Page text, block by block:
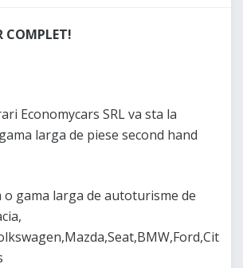
COMPLET!
Economycars SRL va sta la
larga de piese second hand
gama larga de autoturisme de